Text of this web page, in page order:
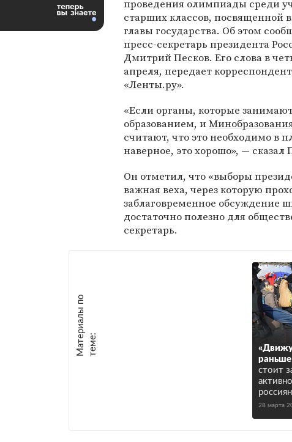
проведения олимпиады среди
старших классов, посвященной
главы государства. Об этом
пресс-секретарь президента
Дмитрий Песков. Его слова в
апреля, передает корреспондент
«Ленты.ру».
«Если органы, которые
образованием, и
считают, что это необходимо в
наверное, это хорошо», — сказал
Он отметил, что «выборы
важная веха, через которую
заблаговременное обсуждение
достаточно полезно для
секретарь.
М
а
т е
р
и
а
л
ы
п
о
т
е
м
е :
стоит
россиян
28 марта